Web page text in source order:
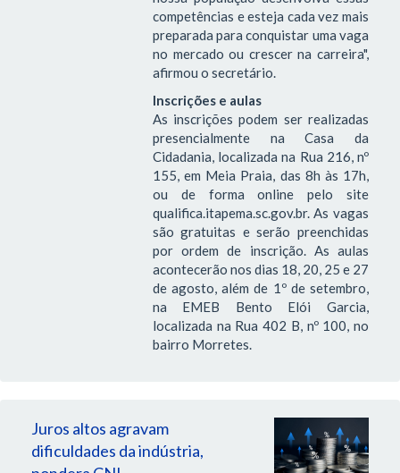
competências e esteja cada vez mais
preparada para conquistar uma vaga
no mercado ou crescer na carreira",
afirmou o secretário.
Inscrições e aulas
As inscrições podem ser realizadas
presencialmente na Casa da
Cidadania, localizada na Rua 216, nº
155, em Meia Praia, das 8h às 17h,
ou de forma online pelo site
qualifica.itapema.sc.gov.br. As vagas
são gratuitas e serão preenchidas
por ordem de inscrição. As aulas
acontecerão nos dias 18, 20, 25 e 27
de agosto, além de 1º de setembro,
na EMEB Bento Elói Garcia,
localizada na Rua 402 B, nº 100, no
bairro Morretes.
Juros altos agravam
dificuldades da indústria,